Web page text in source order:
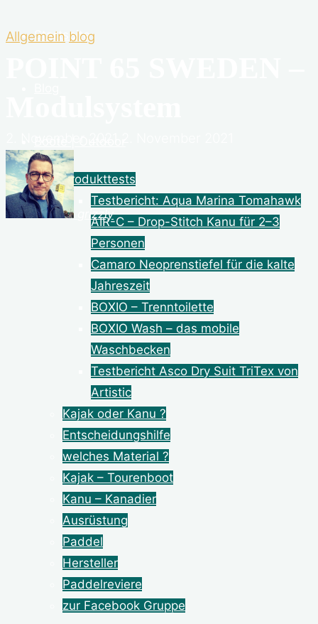
Startseite
Produkttests
Testbericht: Aqua Marina Tomahawk
AIR-C – Drop-Stitch Kanu für 2–3
Personen
Camaro Neoprenstiefel für die kalte
Jahreszeit
BOXIO – Trenntoilette
BOXIO Wash – das mobile
Waschbecken
Testbericht Asco Dry Suit TriTex von
Artistic
Kajak oder Kanu ?
Entscheidungshilfe
welches Material ?
Kajak – Tourenboot
Kanu – Kanadier
Ausrüstung
Paddel
Hersteller
Paddelreviere
zur Facebook Gruppe
Allgemein blog
grizzly